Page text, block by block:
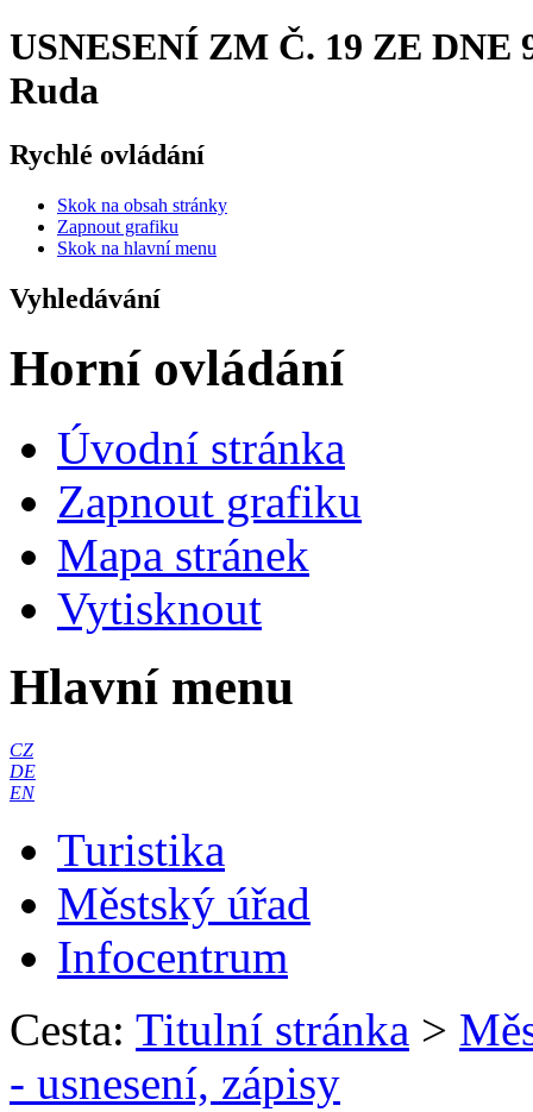
USNESENÍ ZM Č. 19 ZE DNE
Ruda
Rychlé ovládání
Skok na obsah stránky
Zapnout grafiku
Skok na hlavní menu
Vyhledávání
Horní ovládání
Úvodní stránka
Zapnout grafiku
Mapa stránek
Vytisknout
Hlavní menu
CZ
DE
EN
Turistika
Městský úřad
Infocentrum
Cesta: Titulní stránka >
- usnesení, zápisy